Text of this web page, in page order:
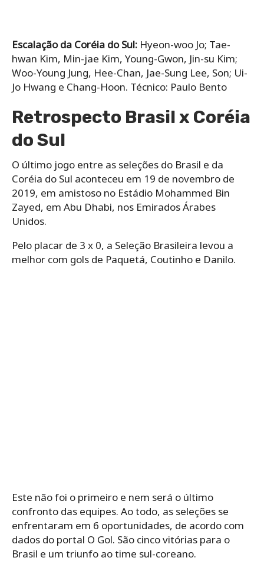
Escalação da Coréia do Sul: Hyeon-woo Jo; Tae-
hwan Kim, Min-jae Kim, Young-Gwon, Jin-su Kim;
Woo-Young Jung, Hee-Chan, Jae-Sung Lee, Son; Ui-
Jo Hwang e Chang-Hoon. Técnico: Paulo Bento
Retrospecto Brasil x Coréia
do Sul
O último jogo entre as seleções do Brasil e da
Coréia do Sul aconteceu em 19 de novembro de
2019, em amistoso no Estádio Mohammed Bin
Zayed, em Abu Dhabi, nos Emirados Árabes
Unidos.
Pelo placar de 3 x 0, a Seleção Brasileira levou a
melhor com gols de Paquetá, Coutinho e Danilo.
Este não foi o primeiro e nem será o último
confronto das equipes. Ao todo, as seleções se
enfrentaram em 6 oportunidades, de acordo com
dados do portal O Gol. São cinco vitórias para o
Brasil e um triunfo ao time sul-coreano.